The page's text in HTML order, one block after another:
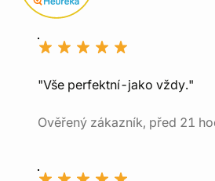
"Vše perfektní-jako vždy."
Ověřený zákazník, před 21